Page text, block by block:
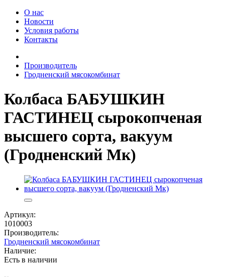
О нас
Новости
Условия работы
Контакты
Производитель
Гродненский мясокомбинат
Колбаса БАБУШКИН
ГАСТИНЕЦ сырокопченая
высшего сорта, вакуум
(Гродненский Мк)
Артикул:
1010003
Производитель:
Гродненский мясокомбинат
Наличие:
Есть в наличии